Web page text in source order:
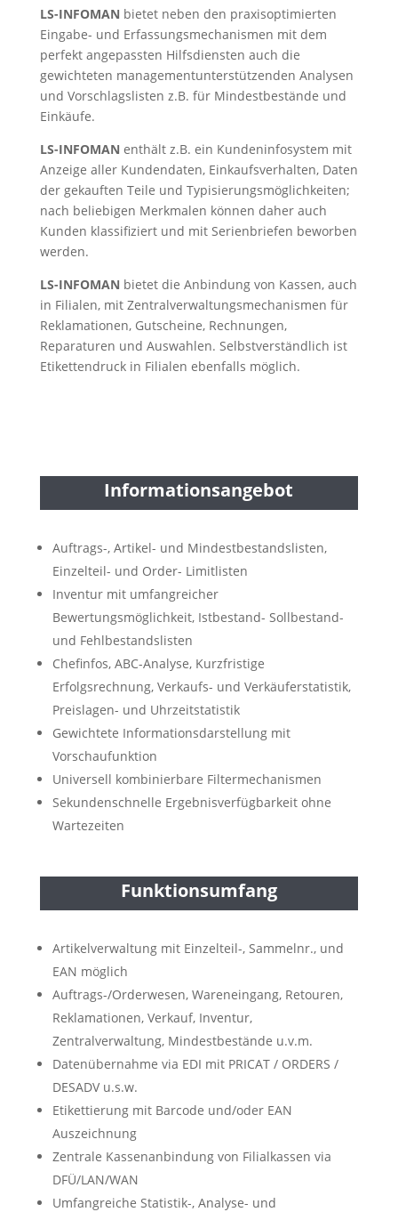
LS-INFOMAN bietet neben den praxisoptimierten
Eingabe- und Erfassungsmechanismen mit dem
perfekt angepassten Hilfsdiensten auch die
gewichteten managementunterstützenden Analysen
und Vorschlagslisten z.B. für Mindestbestände und
Einkäufe.
LS-INFOMAN enthält z.B. ein Kundeninfosystem mit
Anzeige aller Kundendaten, Einkaufsverhalten, Daten
der gekauften Teile und Typisierungsmöglichkeiten;
nach beliebigen Merkmalen können daher auch
Kunden klassifiziert und mit Serienbriefen beworben
werden.
LS-INFOMAN bietet die Anbindung von Kassen, auch
in Filialen, mit Zentralverwaltungsmechanismen für
Reklamationen, Gutscheine, Rechnungen,
Reparaturen und Auswahlen. Selbstverständlich ist
Etikettendruck in Filialen ebenfalls möglich.
Informationsangebot
Auftrags-, Artikel- und Mindestbestandslisten,
Einzelteil- und Order- Limitlisten
Inventur mit umfangreicher
Bewertungsmöglichkeit, Istbestand- Sollbestand-
und Fehlbestandslisten
Chefinfos, ABC-Analyse, Kurzfristige
Erfolgsrechnung, Verkaufs- und Verkäuferstatistik,
Preislagen- und Uhrzeitstatistik
Gewichtete Informationsdarstellung mit
Vorschaufunktion
Universell kombinierbare Filtermechanismen
Sekundenschnelle Ergebnisverfügbarkeit ohne
Wartezeiten
Funktionsumfang
Artikelverwaltung mit Einzelteil-, Sammelnr., und
EAN möglich
Auftrags-/Orderwesen, Wareneingang, Retouren,
Reklamationen, Verkauf, Inventur,
Zentralverwaltung, Mindestbestände u.v.m.
Datenübernahme via EDI mit PRICAT / ORDERS /
DESADV u.s.w.
Etikettierung mit Barcode und/oder EAN
Auszeichnung
Zentrale Kassenanbindung von Filialkassen via
DFÜ/LAN/WAN
Umfangreiche Statistik-, Analyse- und